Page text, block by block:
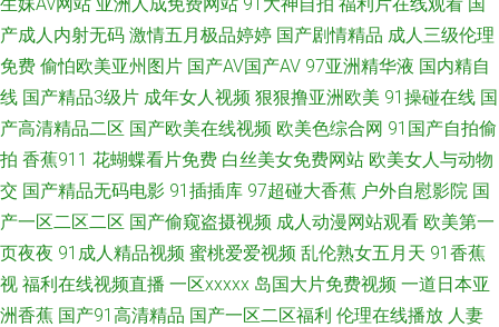
观看视频 日韩色综合一本道 www成人网站豆花 宅男看片网站 老湿影院茄子
影院 91无码青久 色久悠悠中文 超碰无91 亚洲五月天丁香 久热免费在线 91
美脚视频网站 五月天婷婷不卡 丁香美女社区 亚洲天堂2025 国产原创精品自
拍 91巨炮网 久久精品导航 91成人海角社区 久久亚洲精品91 91传媒在线视
频 九九热在线观精品视频 91爱爱欧美 久久激情毛片 亚洲无码五月丁香 国产
在线92 一级片秋霞黄色网 91官方在线免费在线观看 探花网站 老色鬼导航
产成人内射无码 激情五月极品婷婷 国产剧情精品 成人三级伦理
免费 偷怕欧美亚州图片 国产AV国产AV 97亚洲精华液 国内精自
线 国产精品3级片 成年女人视频 狠狠撸亚洲欧美 91操碰在线 国
产高清精品二区 国产欧美在线视频 欧美色综合网 91国产自拍偷
拍 香蕉911 花蝴蝶看片免费 白丝美女免费网站 欧美女人与动物
交 国产精品无码电影 91插插库 97超碰大香蕉 户外自慰影院 国
产一区二区二区 国产偷窥盗摄视频 成人动漫网站观看 欧美第一
页夜夜 91成人精品视频 蜜桃爱爱视频 乱伦熟女五月天 91香蕉
视 福利在线视频直播 一区xxxxx 岛国大片免费视频 一道日本亚
洲香蕉 国产91高清精品 国产一区二区福利 伦理在线播放 人妻